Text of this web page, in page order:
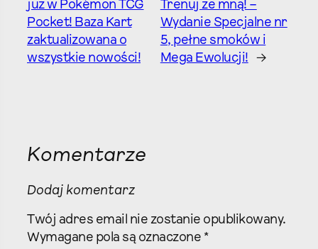
już w Pokémon TCG
Pocket! Baza Kart
zaktualizowana o
wszystkie nowości!
Trenuj ze mną! –
Wydanie Specjalne nr
5, pełne smoków i
Mega Ewolucji!
→
Komentarze
Dodaj komentarz
Twój adres email nie zostanie opublikowany.
Wymagane pola są oznaczone *